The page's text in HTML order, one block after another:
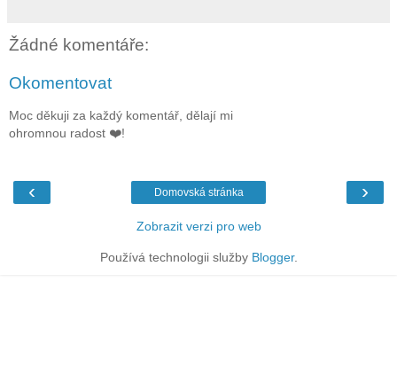
Žádné komentáře:
Okomentovat
Moc děkuji za každý komentář, dělají mi
ohromnou radost ❤️!
‹ ›
Domovská stránka
Zobrazit verzi pro web
Používá technologii služby Blogger.